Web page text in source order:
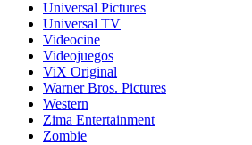
Universal Pictures
Universal TV
Videocine
Videojuegos
ViX Original
Warner Bros. Pictures
Western
Zima Entertainment
Zombie